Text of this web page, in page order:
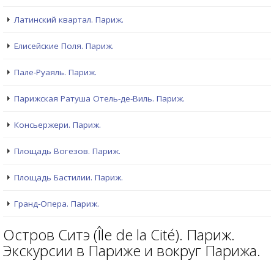
Латинский квартал. Париж.
Елисейские Поля. Париж.
Пале-Руаяль. Париж.
Парижская Ратуша Отель-де-Виль. Париж.
Консьержери. Париж.
Площадь Вогезов. Париж.
Площадь Бастилии. Париж.
Гранд-Опера. Париж.
Остров Ситэ (Île de la Cité). Париж.
Экскурсии в Париже и вокруг Парижа.